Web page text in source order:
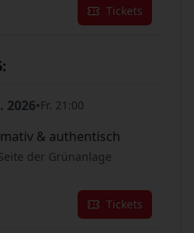
Tickets
2026•Fr. 21:00
& authentisch
der Grünanlage
Tickets